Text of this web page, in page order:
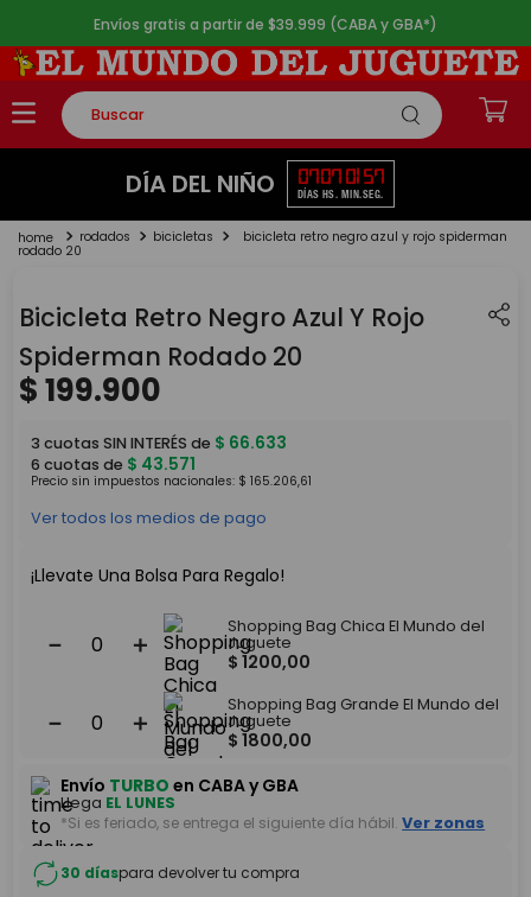
Envíos gratis a partir de $39.999 (CABA y GBA*)
Buscar
TÉRMINOS MÁS BUSCADOS
2.
lego
4.
monopatin
5. toy story
DÍA DEL NIÑO 07
DÍAS
07
HS.
01
MIN.
57
SEG.
rodados bicicletas bicicleta retro negro azul y rojo spiderman
rodado 20
Bicicleta Retro Negro Azul Y Rojo
Spiderman Rodado 20
$199.900
3 cuotas SIN INTERÉS de $ 66.633
6 cuotas de $ 43.571
Precio sin impuestos nacionales: $ 165.206,61
Ver todos los medios de pago
¡Llevate Una Bolsa Para Regalo!
＋
－
Shopping Bag Chica El Mundo del
Juguete
$ 1200,00
＋
－
Shopping Bag Grande El Mundo del
Juguete
$ 1800,00
Envío TURBO en CABA y GBA
Llega EL LUNES
*Si es feriado, se entrega el siguiente día hábil. Ver zonas
30 díaspara devolver tu compra